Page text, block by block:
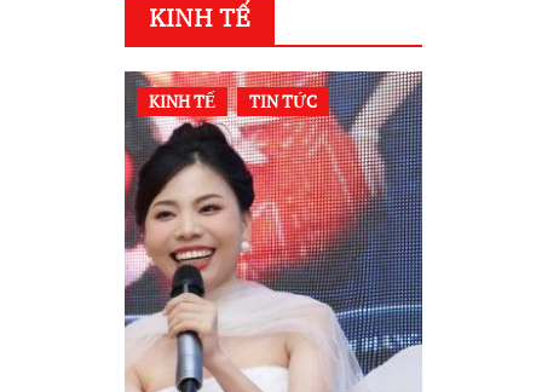
KINH TẾ
KINH TẾ TIN TỨC